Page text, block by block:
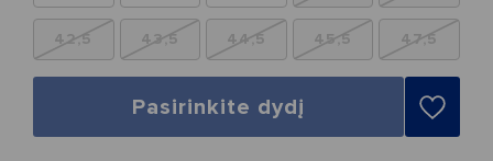
42,5 43,5 44,5 45,5 47,5
Pasirinkite dydį